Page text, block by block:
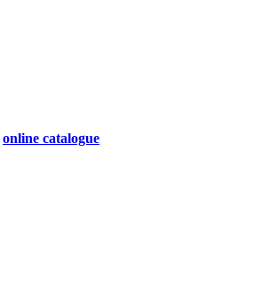
online catalogue